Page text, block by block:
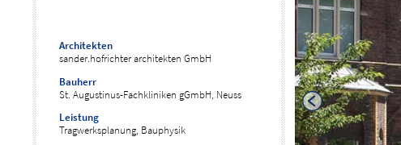
Architekten
sander.hofrichter architekten GmbH
Bauherr
St. Augustinus-Fachkliniken gGmbH, Neuss
Leistung
Tragwerksplanung, Bauphysik